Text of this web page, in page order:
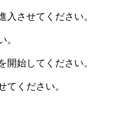
させてください。
。
始してください。
ください。